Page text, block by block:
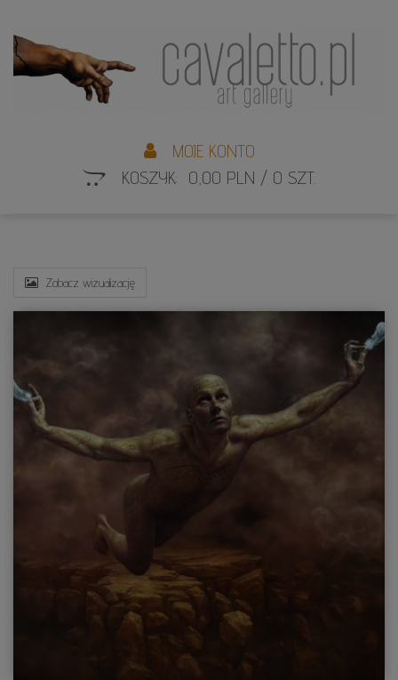
MOJE KONTO
KOSZYK: 0,00 PLN / 0 SZT.
Zobacz wizualizację